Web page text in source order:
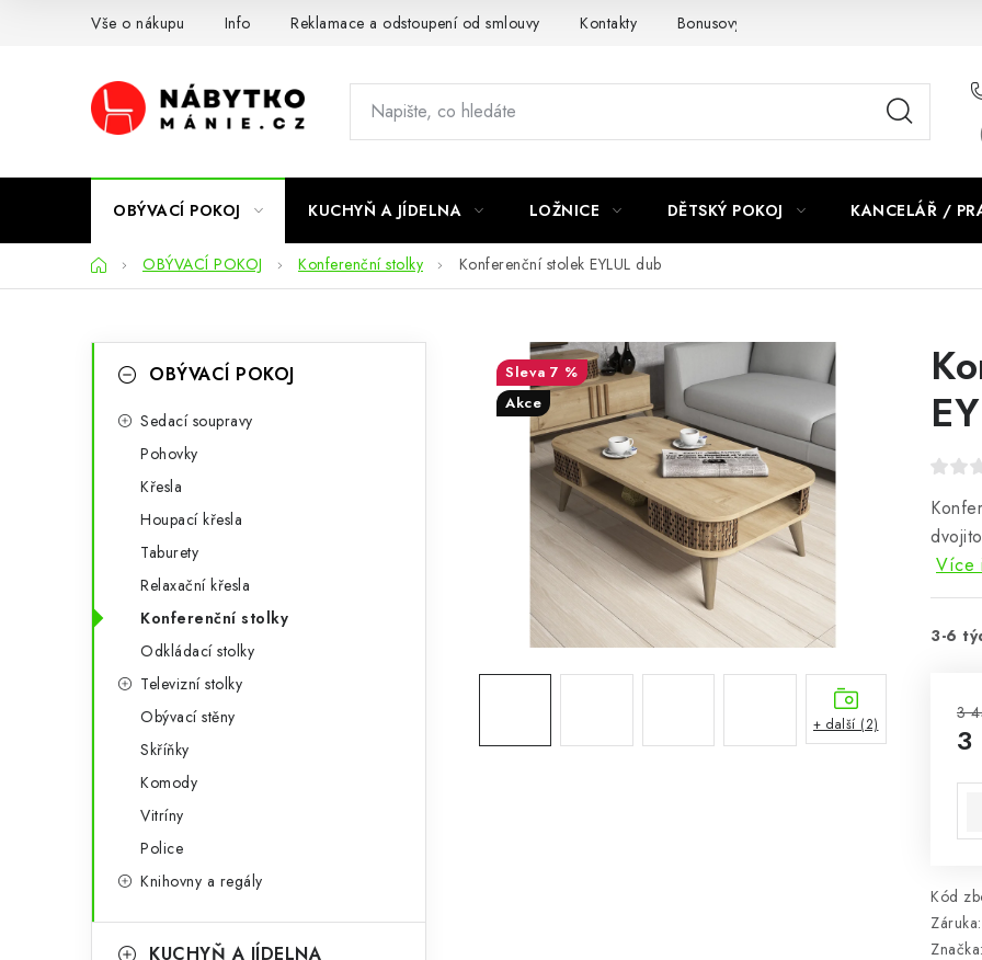
Vše o nákupu Info Reklamace a odstoupení od smlouvy Kontakty Bonusový program NBM+
OBÝVACÍ POKOJ KUCHYŇ A JÍDELNA LOŽNICE DĚTSKÝ POKOJ KANCELÁŘ /
DomůOBÝVACÍ POKOJ Konferenční stolky Konferenční stolek EYLUL dub
n
kategorie
i
OBÝVACÍ POKOJ
Sedací soupravy
Pohovky
Křesla
Houpací křesla
Taburety
Relaxační křesla
Konferenční stolky
Odkládací stolky
Televizní stolky
Obývací stěny
Skříňky
Komody
Vitríny
Police
Knihovny a regály
KUCHYŇ A JÍDELNA
Více
3-6
3
3
Kód
Záruka:
7 %
Akce
+ další (2)